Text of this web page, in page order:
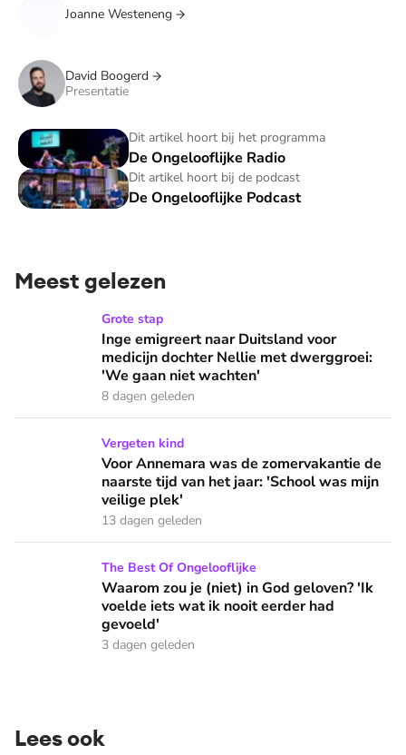
Joanne Westeneng
David Boogerd
Presentatie
Dit artikel hoort bij het programma
De Ongelooflijke Radio
De Ongelooflijke Radio
Dit artikel hoort bij de podcast
De Ongelooflijke Podcast
De Ongelooflijke Podcast
Meest gelezen
Inge emigreert naar Duitsland voor medicijn dochter
Grote stap
Inge emigreert naar Duitsland voor
medicijn dochter Nellie met dwerggroei:
'We gaan niet wachten'
8 dagen geleden
Voor Annemara was de zomervakantie de naarste tijd van
Vergeten kind
Voor Annemara was de zomervakantie de
naarste tijd van het jaar: 'School was mijn
veilige plek'
13 dagen geleden
Waarom zou je (niet) in God geloven? 'Ik voelde iets wat
The Best Of Ongelooflijke
Waarom zou je (niet) in God geloven? 'Ik
voelde iets wat ik nooit eerder had
gevoeld'
3 dagen geleden
Lees ook